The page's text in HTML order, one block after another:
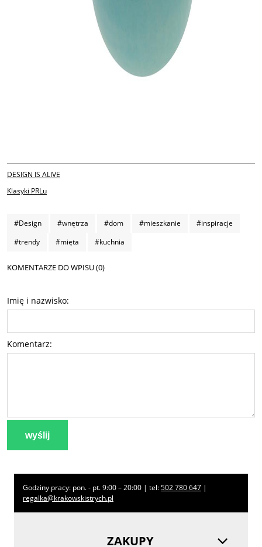
DESIGN IS ALIVE
Klasyki PRLu
#Design #wnętrza #dom #mieszkanie
#inspiracje
#trendy
#mięta #kuchnia
KOMENTARZE DO WPISU (0)
Imię i nazwisko:
Komentarz:
wyślij
Godziny pracy: pon. - pt. 9:00 – 20:00 | tel:502 780 647 |
regalka@krakowskistrych.pl
ZAKUPY